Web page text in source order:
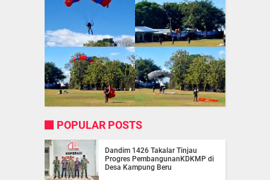
POPULAR POSTS
Dandim 1426 Takalar Tinjau
Progres PembangunanKDKMP di
Desa Kampung Beru